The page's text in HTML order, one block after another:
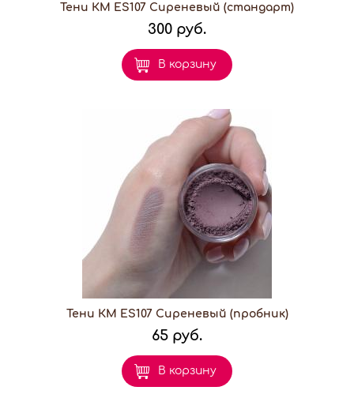
Тени КМ ES107 Сиреневый (стандарт)
300 руб.
В корзину
Тени КМ ES107 Сиреневый (пробник)
65 руб.
В корзину